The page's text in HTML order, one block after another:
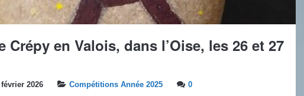
Crépy en Valois, dans l’Oise, les 26 et 27
février 2026 Compétitions Année 2025 0